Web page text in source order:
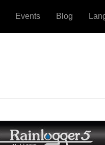
Events Blog